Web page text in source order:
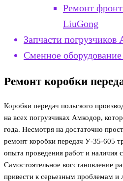
Ремонт
LiuGong
Запчасти погрузчиков
Сменное оборудование
Ремонт коробки
Коробки передач польского
на всех погрузчиках Амкодор,
года. Несмотря на достаточно
ремонт коробки передач У-35-605
опыта проведения работ и наличия
Самостоятельное восстановление
привести к серьезным проблемам и